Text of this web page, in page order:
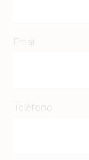
Email
Teléfono